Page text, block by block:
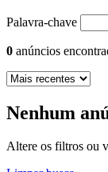
Palavra-chave
0 anúncios
Nenhum
Altere os filtros ou